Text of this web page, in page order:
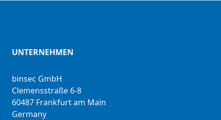
UNTERNEHMEN
binsec GmbH
Clemensstraße 6-8
60487 Frankfurt am Main
Germany